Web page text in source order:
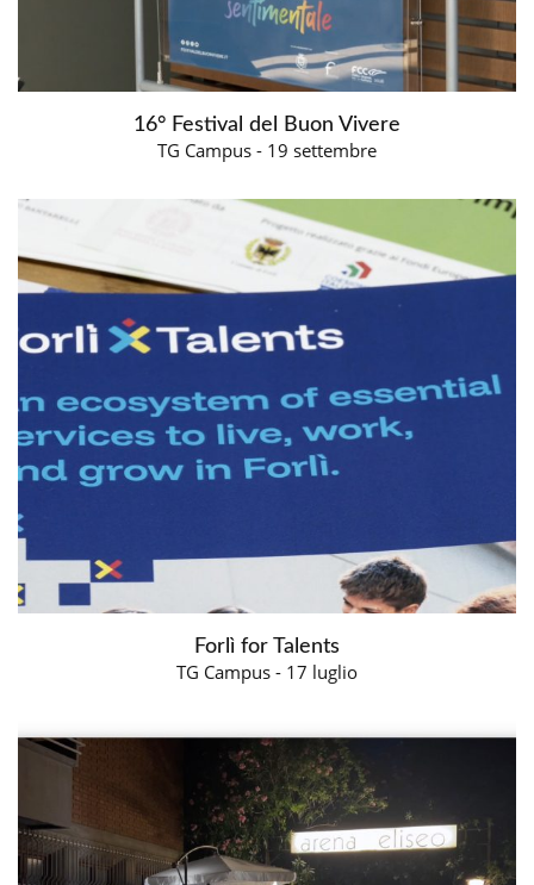
16° Festival del Buon Vivere
TG Campus - 19 settembre
Forlì for Talents
TG Campus - 17 luglio